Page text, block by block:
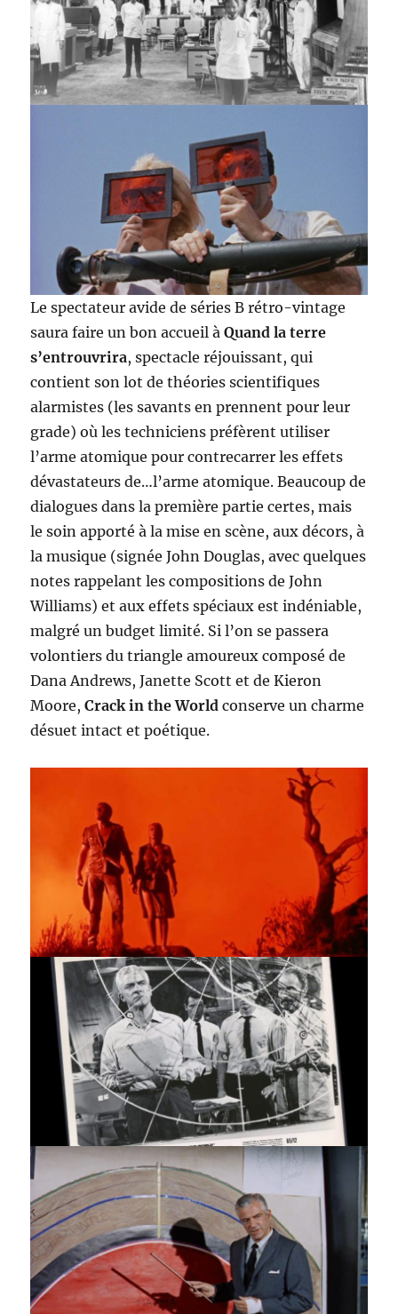
Le spectateur avide de séries B rétro-vintage
saura faire un bon accueil àQuand la terre
s’entrouvrira, spectacle réjouissant, qui
contient son lot de théories scientifiques
alarmistes (les savants en prennent pour leur
grade) où les techniciens préfèrent utiliser
l’arme atomique pour contrecarrer les effets
dévastateurs de…l’arme atomique. Beaucoup de
dialogues dans la première partie certes, mais
le soin apporté à la mise en scène, aux décors, à
la musique (signée John Douglas, avec quelques
notes rappelant les compositions de John
Williams) et aux effets spéciaux est indéniable,
malgré un budget limité. Si l’on se passera
volontiers du triangle amoureux composé de
Dana Andrews, Janette Scott et de Kieron
Moore,Crack in the World conserve un charme
désuet intact et poétique.